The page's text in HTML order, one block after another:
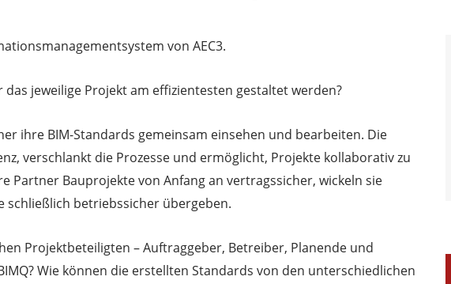
von AEC3.
jeweilige Projekt am effizientesten gestaltet werden?
ihre BIM-Standards gemeinsam einsehen und bearbeiten. Die
verschlankt die Prozesse und ermöglicht, Projekte kollaborativ zu
Partner Bauprojekte von Anfang an vertragssicher, wickeln sie
schließlich betriebssicher übergeben.
Projektbeteiligten – Auftraggeber, Betreiber, Planende und
Wie können die erstellten Standards von den unterschiedlichen